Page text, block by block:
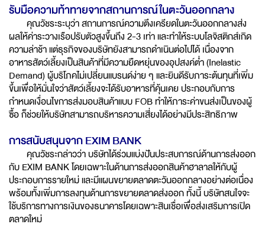
รับมือความท้าทายจากสถานการณ์ในตะวันออกกลาง
คุณวัชระระบุว่า สถานการณ์ความตึงเครียดในตะวันออกกลางส่ง
ผลให้ค่าระวางเรือปรับตัวสูงขึ้นถึง 2-3 เท่า และทำให้ระบบโลจิสติกส์เกิด
ความล่าช้า แต่ธุรกิจของบริษัทยังสามารถดำเนินต่อไปได้ เนื่องจาก
อาหารสัตว์เลี้ยงเป็นสินค้าที่มีความยืดหยุ่นของอุปสงค์ต่ำ (Inelastic
Demand) ผู้บริโภคไม่เปลี่ยนแบรนด์ง่าย ๆ และยินดีรับภาระต้นทุนที่เพิ่ม
ขึ้นเพื่อให้มั่นใจว่าสัตว์เลี้ยงจะได้รับอาหารที่คุ้นเคย ประกอบกับการ
กำหนดเงื่อนไขการส่งมอบสินค้าแบบ FOB ทำให้ภาระค่าขนส่งเป็นของผู้
ซื้อ ก็ช่วยให้บริษัทสามารถบริหารความเสี่ยงได้อย่างมีประสิทธิภาพ
การสนับสนุนจาก EXIM BANK
คุณวัชระกล่าวว่า บริษัทได้ร่วมแบ่งปันประสบการณ์ด้านการส่งออก
กับ EXIM BANK โดยเฉพาะในด้านการส่งออกสินค้าฮาลาลให้กับผู้
ประกอบการรายใหม่ และมีแผนขยายตลาดตะวันออกกลางอย่างต่อเนื่อง
พร้อมทั้งเพิ่มการลงทุนด้านการขยายตลาดส่งออก ทั้งนี้ บริษัทสนใจจะ
ใช้บริการทางการเงินของธนาคารโดยเฉพาะสินเชื่อเพื่อส่งเสริมการเปิด
ตลาดใหม่